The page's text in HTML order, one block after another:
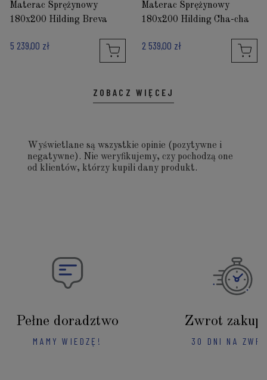
Materac Sprężynowy
180x200 Hilding Breva
5 239,00 zł
Materac Sprężynowy
180x200 Hilding Cha-cha
2 539,00 zł
ZOBACZ WIĘCEJ
Wyświetlane są wszystkie opinie (pozytywne i
negatywne). Nie weryfikujemy, czy pochodzą one
od klientów, którzy kupili dany produkt.
Pełne doradztwo
MAMY WIEDZĘ!
Zwrot
30 DNI NA